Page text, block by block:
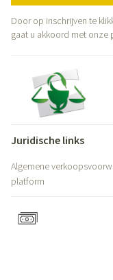
Door op inschrijven te
gaat u akkoord met onze
Juridische links
Algemene
platform